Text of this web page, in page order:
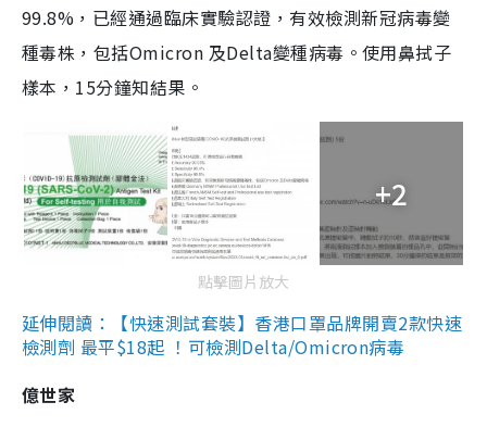
99.8%，已經通過臨床實驗認證，有效檢測新冠病毒變
種毒株，包括Omicron 及Delta變種病毒。使用鼻拭子
樣本，15分鐘知結果。
+2
點擊圖片放大
延伸閱讀：【快速測試套裝】香港口罩品牌開賣2款快速
檢測劑 最平$18起 ！可檢測Delta/Omicron病毒
億世家